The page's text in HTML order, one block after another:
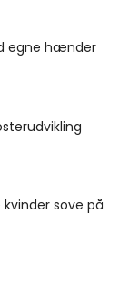
egne hænder
sove på